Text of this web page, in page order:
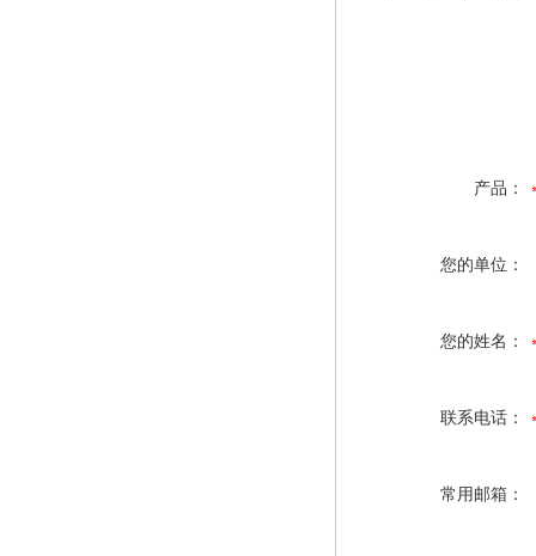
产品：
您的单位：
您的姓名：
联系电话：
常用邮箱：